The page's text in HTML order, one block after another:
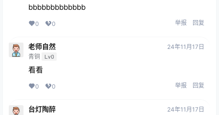
bbbbbbbbbbbbb
0 0 举报 回复
老师自然
青铜 Lv0
24年11月17日
看看
0 0 举报 回复
台灯陶醉 24年11月17日